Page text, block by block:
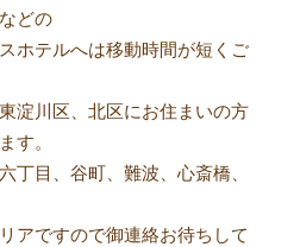
どの
ホテルへは移動時間が短くご
淀川区、北区にお住まいの方
す。
丁目、谷町、難波、心斎橋、
アですので御連絡お待ちして